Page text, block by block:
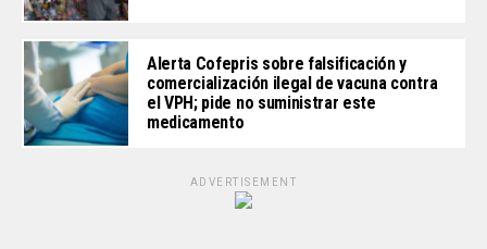
Alerta Cofepris sobre falsificación y
comercialización ilegal de vacuna contra
el VPH; pide no suministrar este
medicamento
ADVERTISEMENT